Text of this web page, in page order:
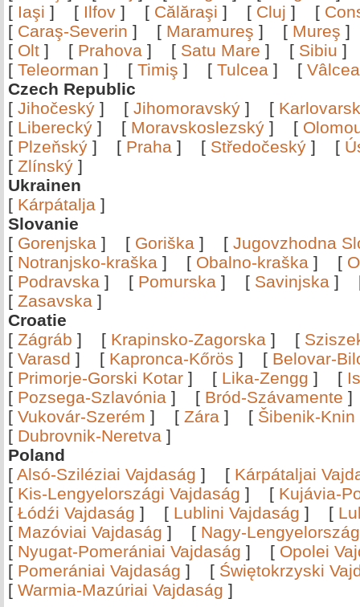
[ Iaşi ] [ Ilfov ] [ Călăraşi ] [ Cluj ] [
[ Caraş-Severin ] [ Maramureş ] [ Mureş
[ Olt ] [ Prahova ] [ Satu Mare ] [ Sibiu
[ Teleorman ] [ Timiş ] [ Tulcea ] [
Czech Republic
[ Jihočeský ] [ Jihomoravský ] [
[ Liberecký ] [ Moravskoslezský ] [
[ Plzeňský ] [ Praha ] [ Středočeský ] [
[ Zlínský ]
Ukrainen
[ Kárpátalja ]
Slovanie
[ Gorenjska ] [ Goriška ] [ Jugovzhodna
[ Notranjsko-kraška ] [ Obalno-kraška ] [
[ Podravska ] [ Pomurska ] [ Savinjska ]
[ Zasavska ]
Croatie
[ Zágráb ] [ Krapinsko-Zagorska ] [
[ Varasd ] [ Kapronca-Kőrös ] [ Belovar-
[ Primorje-Gorski Kotar ] [ Lika-Zengg ] [
[ Pozsega-Szlavónia ] [ Bród-Szávamente
[ Vukovár-Szerém ] [ Zára ] [ Šibenik-Knin
[ Dubrovnik-Neretva ]
Poland
[ Alsó-Sziléziai Vajdaság ] [ Kárpátaljai
[ Kis-Lengyelországi Vajdaság ] [ Kujávia-
[ Łódźi Vajdaság ] [ Lublini Vajdaság ] [
[ Mazóviai Vajdaság ] [ Nagy-
[ Nyugat-Pomerániai Vajdaság ] [ Opolei
[ Pomerániai Vajdaság ] [ Świętokrzyski
[ Warmia-Mazúriai Vajdaság ]